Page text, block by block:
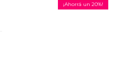
20